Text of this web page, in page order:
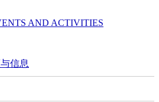
AND ACTIVITIES
信息